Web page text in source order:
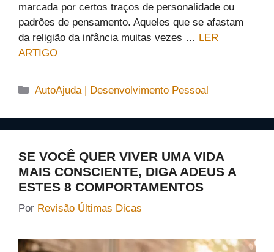
marcada por certos traços de personalidade ou
padrões de pensamento. Aqueles que se afastam
da religião da infância muitas vezes … LER
ARTIGO
Categorias
AutoAjuda | Desenvolvimento Pessoal
SE VOCÊ QUER VIVER UMA VIDA
MAIS CONSCIENTE, DIGA ADEUS A
ESTES 8 COMPORTAMENTOS
Por Revisão Últimas Dicas